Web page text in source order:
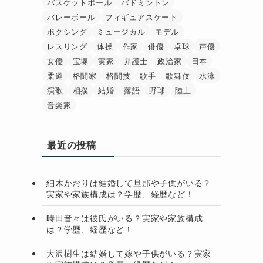
バレーボール
フィギュアスケート
ボクシング
ミュージカル
モデル
レスリング
体操 作家 俳優 卓球
声優
女優
宝塚 実家 弁護士 政治家
日本
柔道
格闘家 格闘技 歌手 歌舞伎
水泳
演歌
相撲 結婚 落語 野球
陸上
音楽家
最近の投稿
細木かおりは結婚して旦那や子供がいる？
実家や家族構成は？学歴、経歴など！
時田音々は彼氏がいる？実家や家族構成
は？学歴、経歴など！
大沢樹生は結婚して嫁や子供がいる？実家